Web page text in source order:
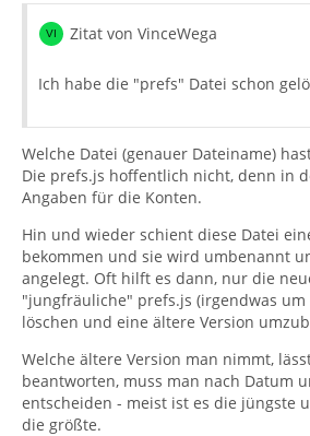
Zitat von VinceWega
Ich habe die "prefs" Datei schon
Welche Datei (genauer Dateiname)
Die prefs.js hoffentlich nicht, denn in
Angaben für die Konten.
Hin und wieder schient diese Datei
bekommen und sie wird umbenannt
angelegt. Oft hilft es dann, nur die
"jungfräuliche" prefs.js (irgendwas um
löschen und eine ältere Version
Welche ältere Version man nimmt,
beantworten, muss man nach Datum
entscheiden - meist ist es die jüngste
die größte.